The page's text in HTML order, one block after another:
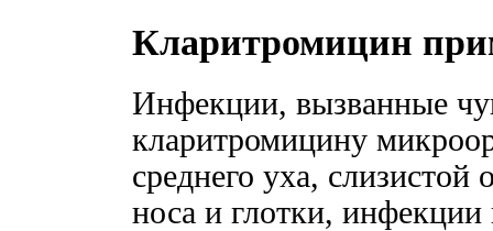
Кларитромицин
Инфекции, вызванные
кларитромицину
среднего уха,
носа и глотки,